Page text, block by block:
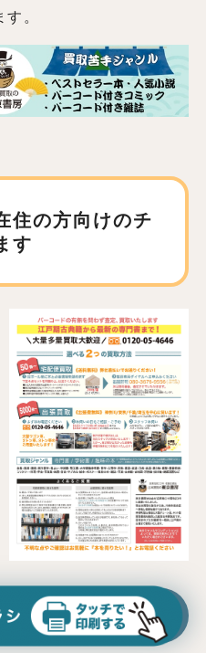
。
住の方向けのチ
す